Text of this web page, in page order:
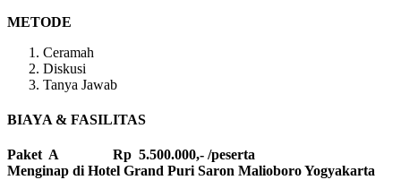
METODE
Ceramah
Diskusi
Tanya Jawab
BIAYA & FASILITAS
Paket A Rp 5.500.000,- /peserta
Menginap di Hotel Grand Puri Saron Malioboro Yogyakarta